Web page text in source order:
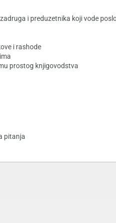
i preduzetnika koji vode
i rashode
prostog knjigovodstva
pitanja